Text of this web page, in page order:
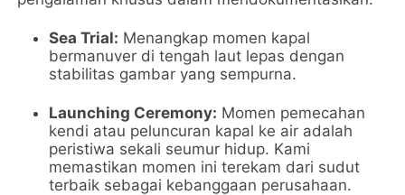
Sea Trial: Menangkap momen kapal
bermanuver di tengah laut lepas dengan
stabilitas gambar yang sempurna.
Launching Ceremony: Momen pemecahan
kendi atau peluncuran kapal ke air adalah
peristiwa sekali seumur hidup. Kami
memastikan momen ini terekam dari sudut
terbaik sebagai kebanggaan perusahaan.